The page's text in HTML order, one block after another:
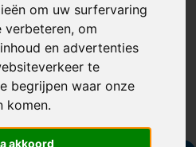
om uw surfervaring
om
en advertenties
te
begrijpen waar onze
komen.
akkoord